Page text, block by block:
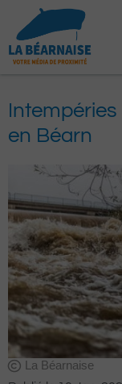
contenu
en Béarn
La Béarnaise